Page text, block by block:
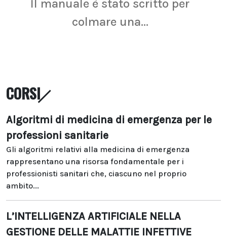
Il manuale è stato scritto per
colmare una...
CORSI
Algoritmi di medicina di emergenza per le
professioni sanitarie
Gli algoritmi relativi alla medicina di emergenza
rappresentano una risorsa fondamentale per i
professionisti sanitari che, ciascuno nel proprio
ambito...
L’INTELLIGENZA ARTIFICIALE NELLA
GESTIONE DELLE MALATTIE INFETTIVE